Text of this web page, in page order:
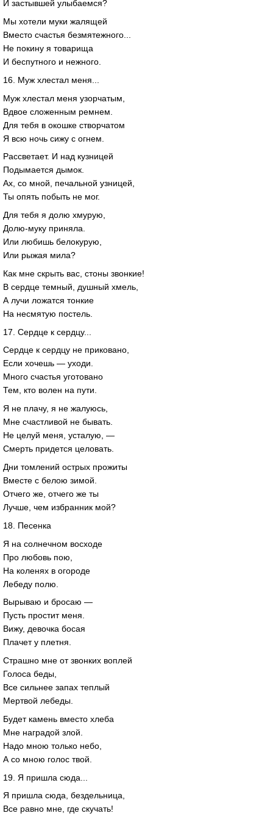
И застывшей улыбаемся?
Мы хотели муки жалящей
Вместо счастья безмятежного...
Не покину я товарища
И беспутного и нежного.
16. Муж хлестал меня...
Муж хлестал меня узорчатым,
Вдвое сложенным ремнем.
Для тебя в окошке створчатом
Я всю ночь сижу с огнем.
Рассветает. И над кузницей
Подымается дымок.
Ах, со мной, печальной узницей,
Ты опять побыть не мог.
Для тебя я долю хмурую,
Долю-муку приняла.
Или любишь белокурую,
Или рыжая мила?
Как мне скрыть вас, стоны звонкие!
В сердце темный, душный хмель,
А лучи ложатся тонкие
На несмятую постель.
17. Сердце к сердцу...
Сердце к сердцу не приковано,
Если хочешь — уходи.
Много счастья уготовано
Тем, кто волен на пути.
Я не плачу, я не жалуюсь,
Мне счастливой не бывать.
Не целуй меня, усталую, —
Смерть придется целовать.
Дни томлений острых прожиты
Вместе с белою зимой.
Отчего же, отчего же ты
Лучше, чем избранник мой?
18. Песенка
Я на солнечном восходе
Про любовь пою,
На коленях в огороде
Лебеду полю.
Вырываю и бросаю —
Пусть простит меня.
Вижу, девочка босая
Плачет у плетня.
Страшно мне от звонких воплей
Голоса беды,
Все сильнее запах теплый
Мертвой лебеды.
Будет камень вместо хлеба
Мне наградой злой.
Надо мною только небо,
А со мною голос твой.
19. Я пришла сюда...
Я пришла сюда, бездельница,
Все равно мне, где скучать!